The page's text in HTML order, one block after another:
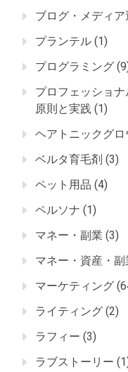
ブログ・メディア
プランテル (1)
プログラミング
プロフェッショ
原則と実践 (1)
ヘアトニックグ
ベルタ育毛剤 (3)
ペット用品 (4)
ペルソナ (1)
マネー・副業 (3)
マネー・資産・副
マーケティング
ライティング (2)
ラフィー (3)
ラブストーリー